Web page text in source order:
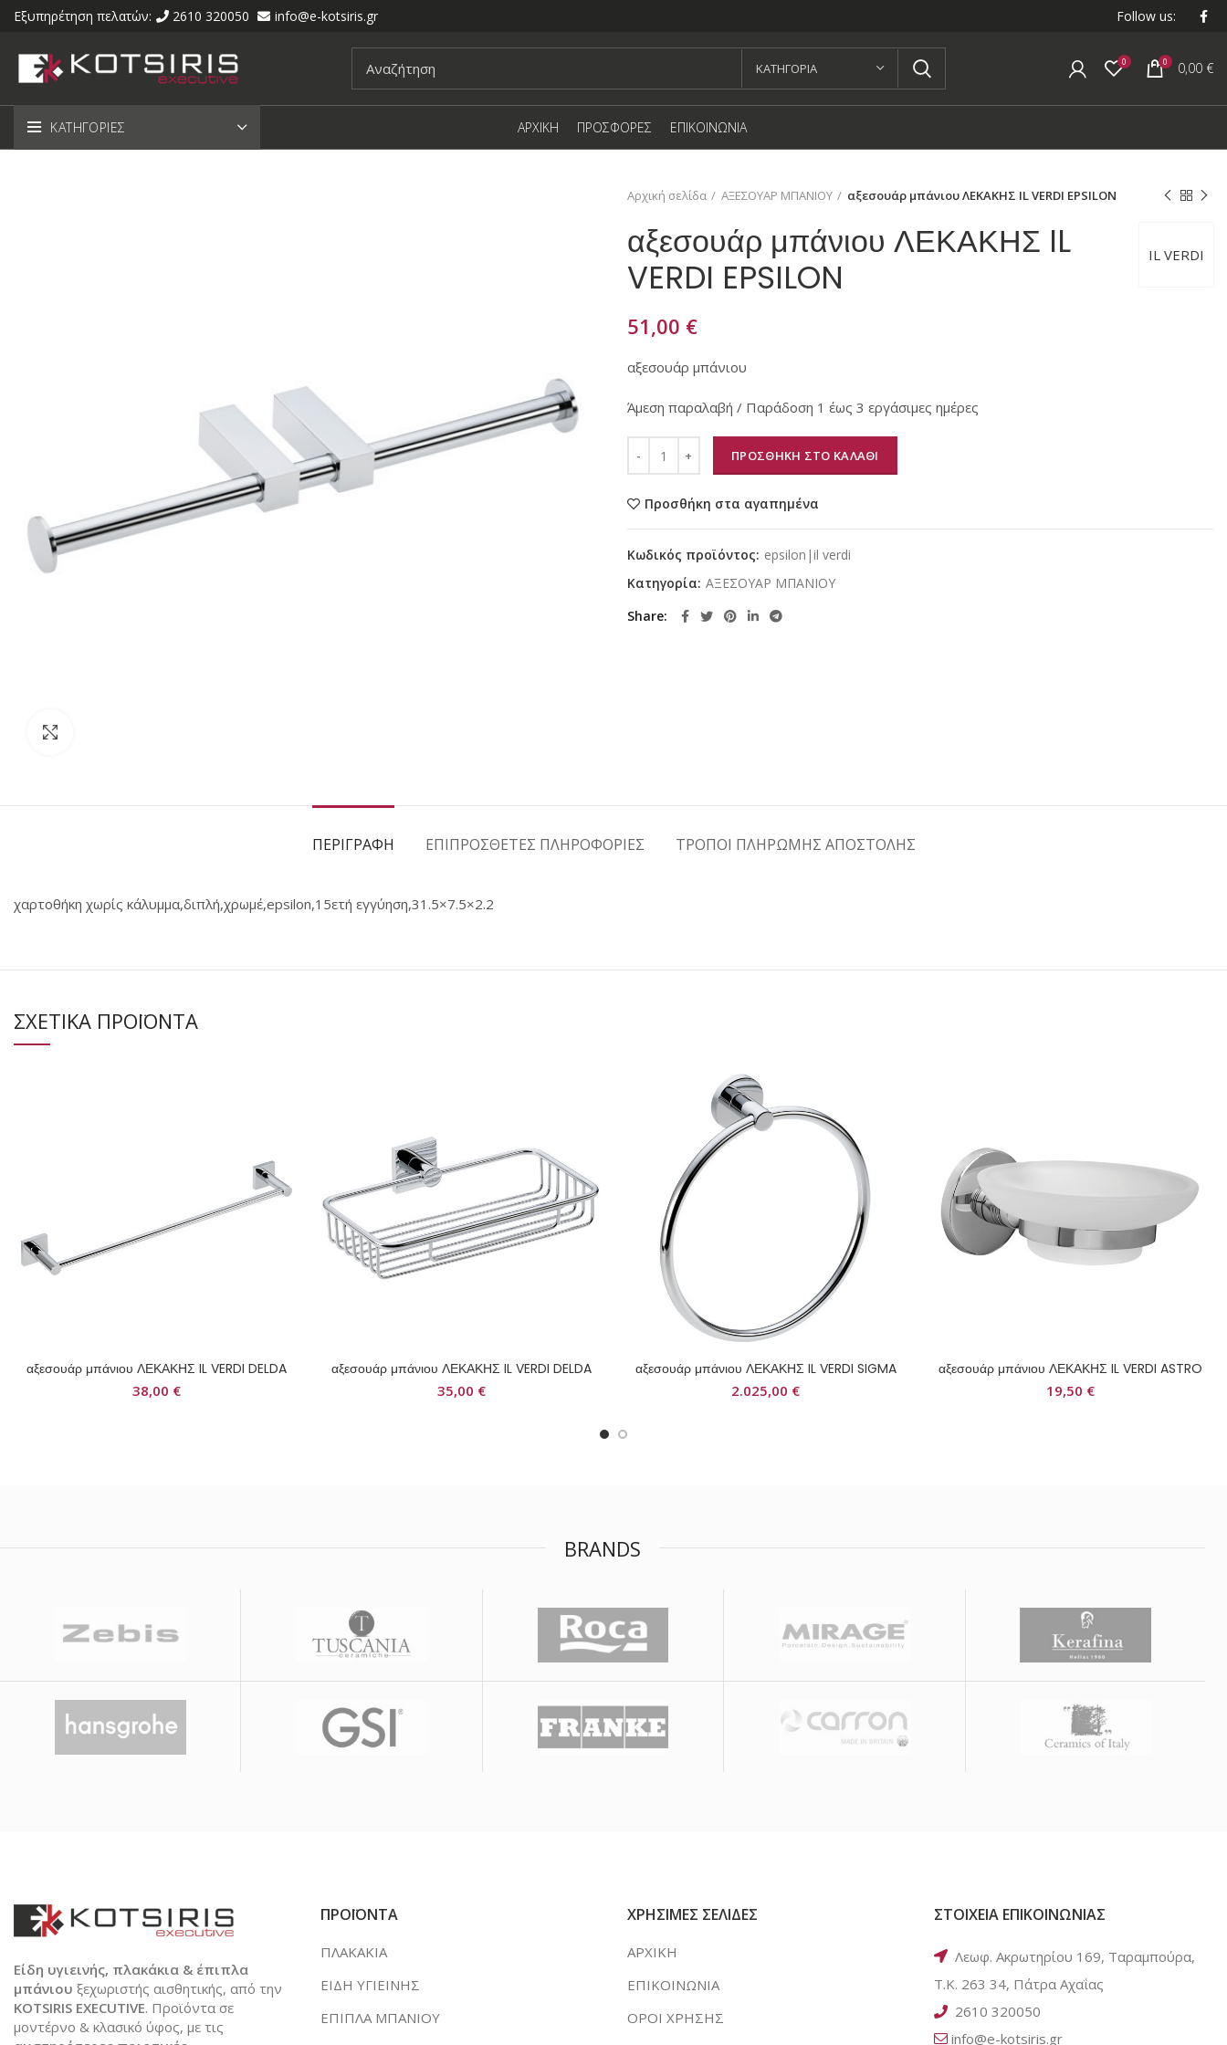
Εξυπηρέτηση πελατών: 2610 320050 info@e-kotsiris.gr Follow us:
KΑΤΗΓΟΡΙΑ 0 0 0,00 €
ΚΑΤΗΓΟΡΙΕΣ ΑΡΧΙΚΗ ΠΡΟΣΦΟΡΕΣ ΕΠΙΚΟΙΝΩΝΙΑ
Αρχική σελίδα ΑΞΕΣΟΥΑΡ ΜΠΑΝΙΟΥ αξεσουάρ μπάνιου ΛΕΚΑΚΗΣ IL VERDI EPSILON
IL VERDI
αξεσουάρ μπάνιου ΛΕΚΑΚΗΣ IL
VERDI EPSILON
51,00 €
αξεσουάρ μπάνιου
Άμεση παραλαβή / Παράδοση 1 έως 3 εργάσιμες ημέρες
ΠΡΟΣΘΗΚΗ ΣΤΟ ΚΑΛΑΘΙ
Προσθήκη στα αγαπημένα
Κωδικός προϊόντος: epsilon|il verdi
Κατηγορία: ΑΞΕΣΟΥΑΡ ΜΠΑΝΙΟΥ
Share
ΠΕΡΙΓΡΑΦΗ ΕΠΙΠΡΟΣΘΕΤΕΣ ΠΛΗΡΟΦΟΡΙΕΣ ΤΡΟΠΟΙ ΠΛΗΡΩΜΗΣ ΑΠΟΣΤΟΛΗΣ
χαρτοθήκη χωρίς κάλυμμα,διπλή,χρωμέ,epsilon,15ετή εγγύηση,31.5×7.5×2.2
ΣΧΕΤΙΚΑ ΠΡΟΪΟΝΤΑ
αξεσουάρ μπάνιου ΛΕΚΑΚΗΣ IL VERDI DELDA
38,00 €
αξεσουάρ μπάνιου ΛΕΚΑΚΗΣ IL VERDI DELDA
35,00 €
αξεσουάρ μπάνιου ΛΕΚΑΚΗΣ IL VERDI SIGMA
2.025,00 €
αξεσουάρ μπάνιου ΛΕΚΑΚΗΣ IL VERDI ASTRO
19,50 €
BRANDS
Είδη υγιεινής, πλακάκια & έπιπλα
μπάνιου ξεχωριστής αισθητικής, από την
KOTSIRIS EXECUTIVE. Προϊόντα σε
μοντέρνο & κλασικό ύφος, με τις
ΠΡΟΪΟΝΤΑ
ΠΛΑΚΑΚΙΑ
ΕΙΔΗ ΥΓΙΕΙΝΗΣ
ΕΠΙΠΛΑ ΜΠΑΝΙΟΥ
ΧΡΗΣΙΜΕΣ ΣΕΛΙΔΕΣ
ΑΡΧΙΚΗ
ΕΠΙΚΟΙΝΩΝΙΑ
ΟΡΟΙ ΧΡΗΣΗΣ
ΣΤΟΙΧΕΙΑ ΕΠΙΚΟΙΝΩΝΙΑΣ
Λεωφ. Ακρωτηρίου 169, Ταραμπούρα,
Τ.Κ. 263 34, Πάτρα Αχαΐας
2610 320050
info@e-kotsiris.gr